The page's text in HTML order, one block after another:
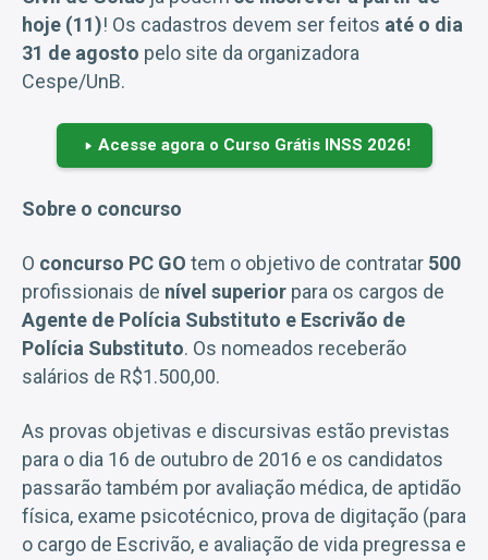
hoje (11)! Os cadastros devem ser feitos até o dia
31 de agosto pelo site da organizadora
Cespe/UnB.
Acesse agora o Curso Grátis INSS 2026!
Sobre o concurso
O concurso PC GO tem o objetivo de contratar 500
profissionais de nível superior para os cargos de
Agente de Polícia Substituto e Escrivão de
Polícia Substituto. Os nomeados receberão
salários de R$1.500,00.
As provas objetivas e discursivas estão previstas
para o dia 16 de outubro de 2016 e os candidatos
passarão também por avaliação médica, de aptidão
física, exame psicotécnico, prova de digitação (para
o cargo de Escrivão, e avaliação de vida pregressa e